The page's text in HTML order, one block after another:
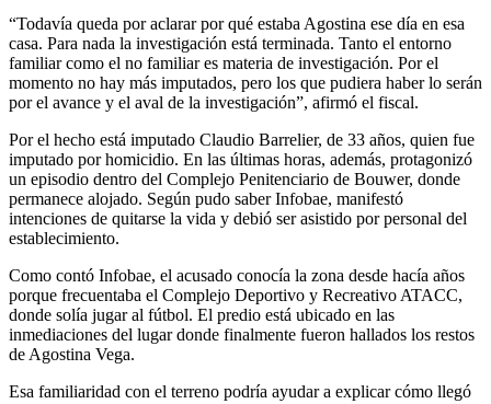
“Todavía queda por aclarar por qué estaba Agostina ese día en esa
casa. Para nada la investigación está terminada. Tanto el entorno
familiar como el no familiar es materia de investigación. Por el
momento no hay más imputados, pero los que pudiera haber lo serán
por el avance y el aval de la investigación”, afirmó el fiscal.
Por el hecho está imputado Claudio Barrelier, de 33 años, quien fue
imputado por homicidio. En las últimas horas, además, protagonizó
un episodio dentro del Complejo Penitenciario de Bouwer, donde
permanece alojado. Según pudo saber Infobae, manifestó
intenciones de quitarse la vida y debió ser asistido por personal del
establecimiento.
Como contó Infobae, el acusado conocía la zona desde hacía años
porque frecuentaba el Complejo Deportivo y Recreativo ATACC,
donde solía jugar al fútbol. El predio está ubicado en las
inmediaciones del lugar donde finalmente fueron hallados los restos
de Agostina Vega.
Esa familiaridad con el terreno podría ayudar a explicar cómo llegó